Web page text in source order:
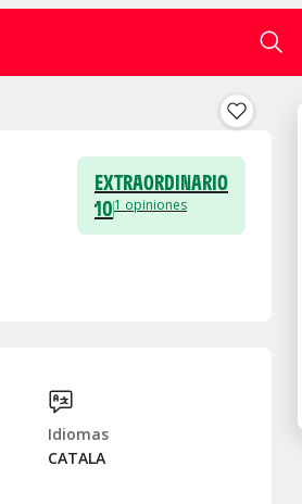
EXTRAORDINARIO
101 opiniones
Idiomas
CATALA